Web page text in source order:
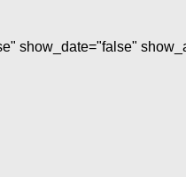
show_date="false"